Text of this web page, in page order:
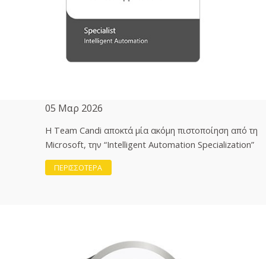
05 Μαρ 2026
H Team Candi αποκτά μία ακόμη πιστοποίηση από τη
Microsoft, την “Intelligent Automation Specialization”
ΠΕΡΙΣΣΟΤΕΡΑ